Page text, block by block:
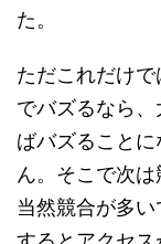
た。
ただこれだけ
でバズるなら
ばバズること
ん。そこで次
当然競合が多
するとアクセ